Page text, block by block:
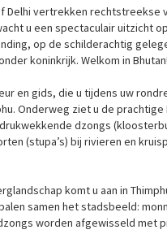
Delhi vertrekken
u een spectaculair uitzicht
op de schilderachtig
koninkrijk. Welkom in Bhutan!
en gids, die u tijdens uw
Onderweg ziet u de
dzongs
(stupa’s) bij rivieren en
komt u aan in
samen het stadsbeeld:
worden afgewisseld met